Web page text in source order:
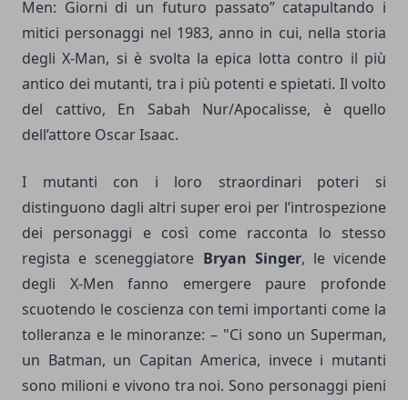
Men: Giorni di un futuro passato” catapultando i
mitici personaggi nel 1983, anno in cui, nella storia
degli X-Man, si è svolta la epica lotta contro il più
antico dei mutanti, tra i più potenti e spietati. Il volto
del cattivo, En Sabah Nur/Apocalisse, è quello
dell’attore Oscar Isaac.
I mutanti con i loro straordinari poteri si
distinguono dagli altri super eroi per l’introspezione
dei personaggi e così come racconta lo stesso
regista e sceneggiatore Bryan Singer, le vicende
degli X-Men fanno emergere paure profonde
scuotendo le coscienza con temi importanti come la
tolleranza e le minoranze: – "Ci sono un Superman,
un Batman, un Capitan America, invece i mutanti
sono milioni e vivono tra noi. Sono personaggi pieni